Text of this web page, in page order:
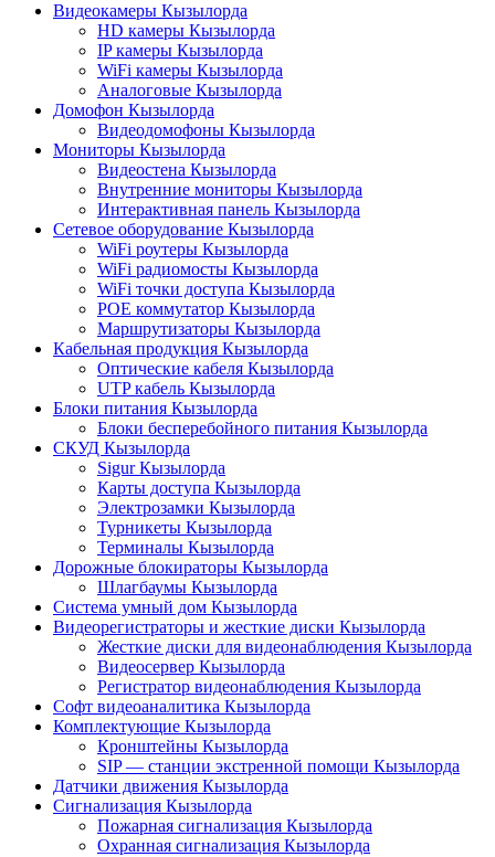
Видеокамеры Кызылорда
HD камеры Кызылорда
IP камеры Кызылорда
WiFi камеры Кызылорда
Аналоговые Кызылорда
Домофон Кызылорда
Видеодомофоны Кызылорда
Мониторы Кызылорда
Видеостена Кызылорда
Внутренние мониторы Кызылорда
Интерактивная панель Кызылорда
Сетевое оборудование Кызылорда
WiFi роутеры Кызылорда
WiFi радиомосты Кызылорда
WiFi точки доступа Кызылорда
POE коммутатор Кызылорда
Маршрутизаторы Кызылорда
Кабельная продукция Кызылорда
Оптические кабеля Кызылорда
UTP кабель Кызылорда
Блоки питания Кызылорда
Блоки бесперебойного питания Кызылорда
СКУД Кызылорда
Sigur Кызылорда
Карты доступа Кызылорда
Электрозамки Кызылорда
Турникеты Кызылорда
Терминалы Кызылорда
Дорожные блокираторы Кызылорда
Шлагбаумы Кызылорда
Система умный дом Кызылорда
Видеорегистраторы и жесткие диски Кызылорда
Жесткие диски для видеонаблюдения Кызылорда
Видеосервер Кызылорда
Регистратор видеонаблюдения Кызылорда
Софт видеоаналитика Кызылорда
Комплектующие Кызылорда
Кронштейны Кызылорда
SIP — станции экстренной помощи Кызылорда
Датчики движения Кызылорда
Сигнализация Кызылорда
Пожарная сигнализация Кызылорда
Охранная сигнализация Кызылорда